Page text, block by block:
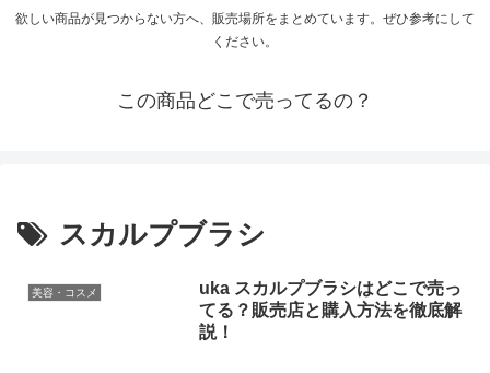
欲しい商品が見つからない方へ、販売場所をまとめています。ぜひ参考にして
ください。
この商品どこで売ってるの？
スカルプブラシ
美容・コスメ
uka スカルプブラシはどこで売っ
てる？販売店と購入方法を徹底解
説！